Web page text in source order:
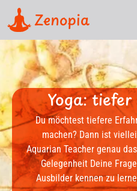
Zenopia
Yoga
zum
dich. Nutze die
uns die
Infoabend!